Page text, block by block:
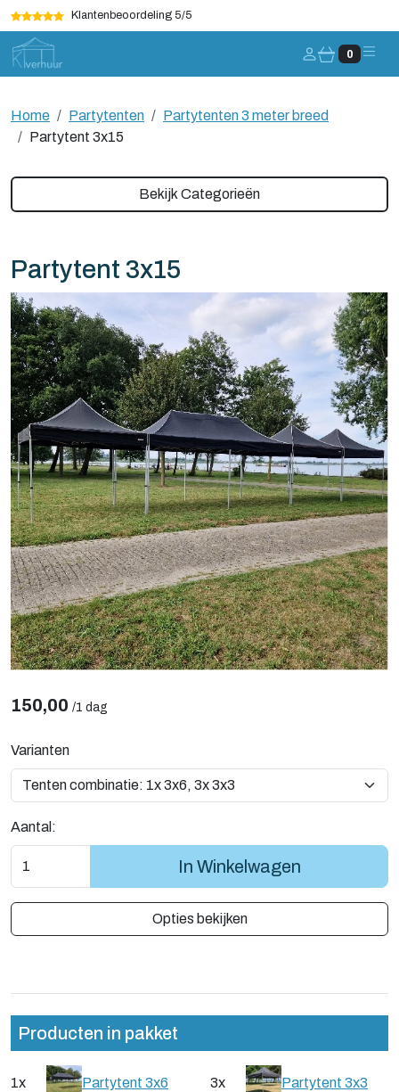
Klantenbeoordeling 5/5
Account 0
Home Partytenten
Partytenten 3 meter breed
Partytent 3x15
Bekijk Categorieën
Partytent 3x15
150,00 /1 dag
Varianten
Aantal:
In Winkelwagen
Opties bekijken
Producten in pakket
1x Partytent 3x6 3x Partytent 3x3